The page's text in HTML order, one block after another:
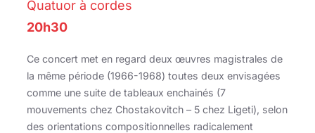
Quatuor à cordes
20h30
Ce concert met en regard deux œuvres magistrales de
la même période (1966-1968) toutes deux envisagées
comme une suite de tableaux enchainés (7
mouvements chez Chostakovitch – 5 chez Ligeti), selon
des orientations compositionnelles radicalement